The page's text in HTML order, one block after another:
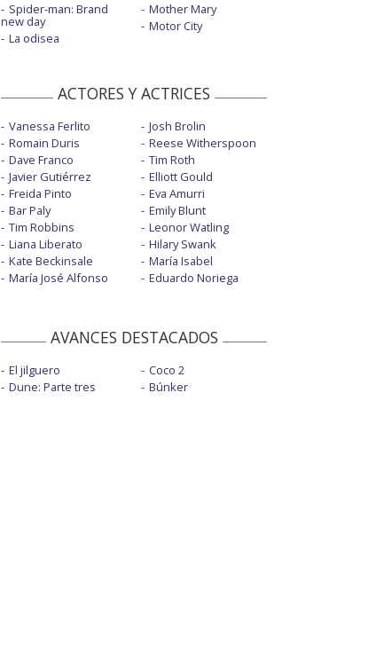
Spider-man: Brand
new day
La odisea
Mother Mary
Motor City
ACTORES Y ACTRICES
Vanessa Ferlito
Romain Duris
Dave Franco
Javier Gutiérrez
Freida Pinto
Bar Paly
Tim Robbins
Liana Liberato
Kate Beckinsale
María José Alfonso
Josh Brolin
Reese Witherspoon
Tim Roth
Elliott Gould
Eva Amurri
Emily Blunt
Leonor Watling
Hilary Swank
María Isabel
Eduardo Noriega
AVANCES DESTACADOS
El jilguero
Dune: Parte tres
Coco 2
Búnker